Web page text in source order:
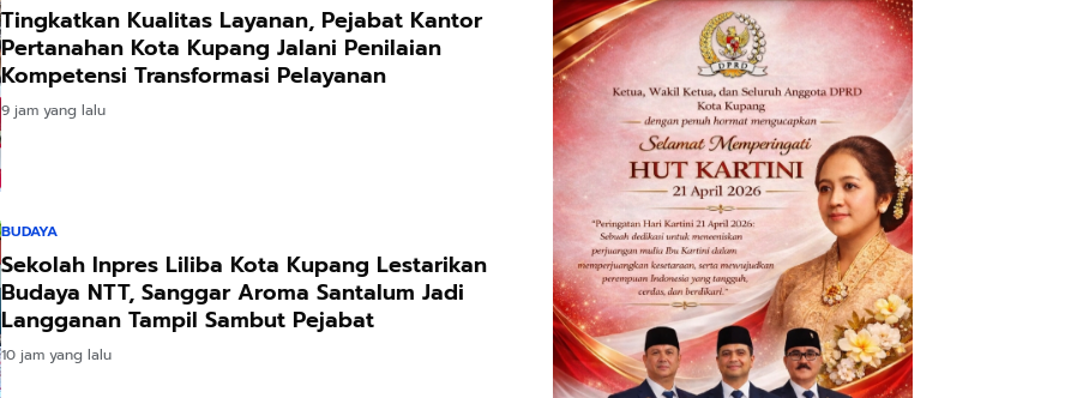
Tingkatkan Kualitas Layanan, Pejabat Kantor
Pertanahan Kota Kupang Jalani Penilaian
Kompetensi Transformasi Pelayanan
9 jam yang lalu
BUDAYA
Sekolah Inpres Liliba Kota Kupang Lestarikan
Budaya NTT, Sanggar Aroma Santalum Jadi
Langganan Tampil Sambut Pejabat
10 jam yang lalu